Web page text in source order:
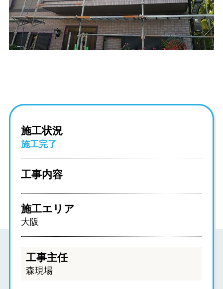
施工状況
施工完了
工事内容
施工エリア
大阪
工事主任
森現場